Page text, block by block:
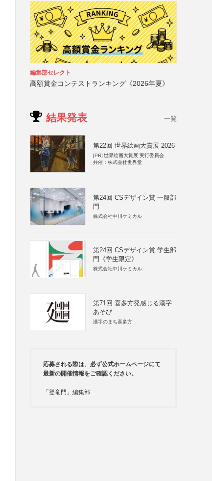
編集部セレクト
高額賞金コンテストランキング《2026年夏》
結果発表 一覧
第22回 世界絵画大賞展 2026
[PR] 世界絵画大賞展 実行委員会
共催：株式会社世界堂
第24回 CSデザイン賞 一般部
門
株式会社中川ケミカル
第24回 CSデザイン賞 学生部
門《学生限定》
株式会社中川ケミカル
第71回 喜多方発感じる漢字
あそび
漢字のまち喜多方
応募される際は、必ず公式ホームページにて
最新の開催情報をご確認ください。
「登竜門」編集部